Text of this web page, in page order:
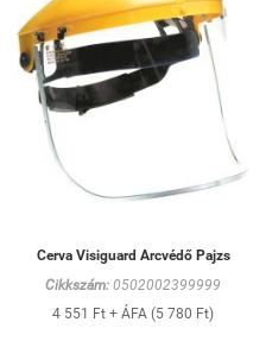
Cerva Visiguard Arcvédő Pajzs
Cikkszám: 0502002399999
4 551 Ft + ÁFA (5 780 Ft)